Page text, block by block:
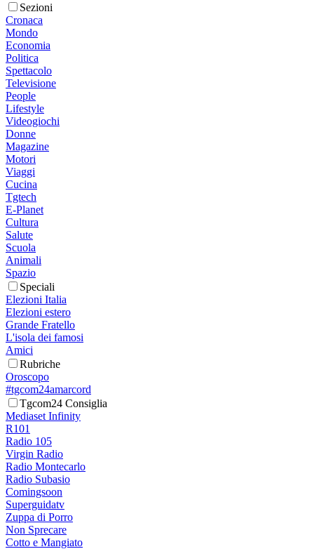
Sezioni
Cronaca
Mondo
Economia
Politica
Spettacolo
Televisione
People
Lifestyle
Videogiochi
Donne
Magazine
Motori
Viaggi
Cucina
Tgtech
E-Planet
Cultura
Salute
Scuola
Animali
Spazio
Speciali
Elezioni Italia
Elezioni estero
Grande Fratello
L'isola dei famosi
Amici
Rubriche
Oroscopo
#tgcom24amarcord
Tgcom24 Consiglia
Mediaset Infinity
R101
Radio 105
Virgin Radio
Radio Montecarlo
Radio Subasio
Comingsoon
Superguidatv
Zuppa di Porro
Non Sprecare
Cotto e Mangiato